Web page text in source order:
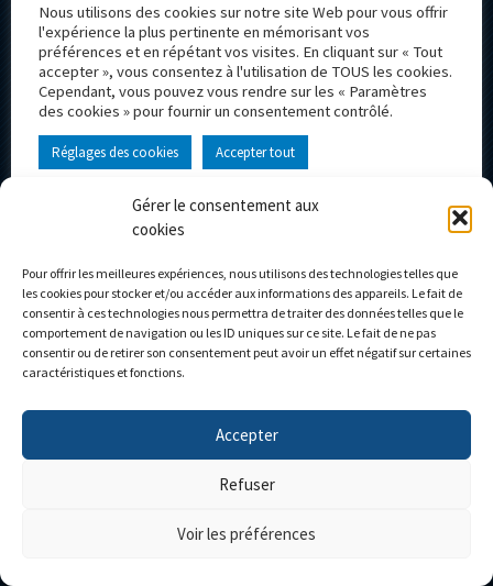
Gérer le consentement aux
cookies
Pour offrir les meilleures expériences, nous utilisons des technologies telles que
les cookies pour stocker et/ou accéder aux informations des appareils. Le fait de
consentir à ces technologies nous permettra de traiter des données telles que le
comportement de navigation ou les ID uniques sur ce site. Le fait de ne pas
consentir ou de retirer son consentement peut avoir un effet négatif sur certaines
caractéristiques et fonctions.
Accepter
Refuser
Voir les préférences
PROFESSIONNELS COLLECTIONNEURS
Nous utilisons des cookies sur notre site Web pour vous offrir
l'expérience la plus pertinente en mémorisant vos
préférences et en répétant vos visites. En cliquant sur « Tout
accepter », vous consentez à l'utilisation de TOUS les cookies.
Cependant, vous pouvez vous rendre sur les « Paramètres
des cookies » pour fournir un consentement contrôlé.
Réglages des cookies Accepter tout